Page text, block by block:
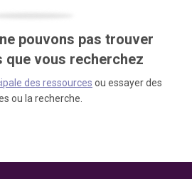
pouvons pas trouver
que vous recherchez
des ressources ou essayer des
ou la recherche.